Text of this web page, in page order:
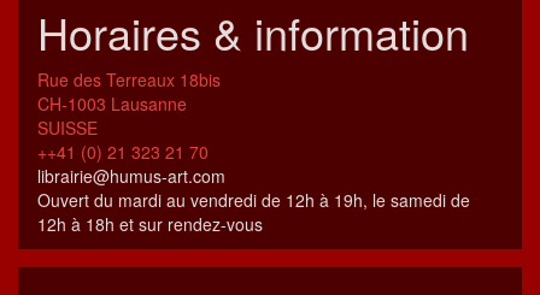
Horaires & information
Rue des Terreaux 18bis
CH-1003 Lausanne
SUISSE
++41 (0) 21 323 21 70
librairie@humus-art.com
Ouvert du mardi au vendredi de 12h à 19h, le samedi de
12h à 18h et sur rendez-vous